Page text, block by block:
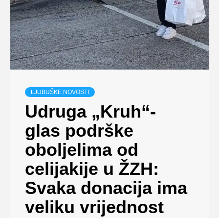
LJUBUŠKE NOVOSTI
Udruga „Kruh“-
glas podrške
oboljelima od
celijakije u ŽZH:
Svaka donacija ima
veliku vrijednost